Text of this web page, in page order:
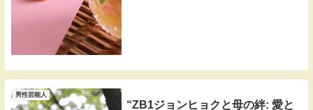
男性芸能人
“ZB1ジョンヒョクと母の絆: 愛と